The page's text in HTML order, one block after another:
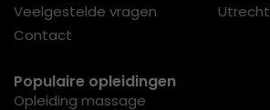
Veelgestelde vragen
Contact
Utrecht
Populaire opleidingen
Opleiding massage